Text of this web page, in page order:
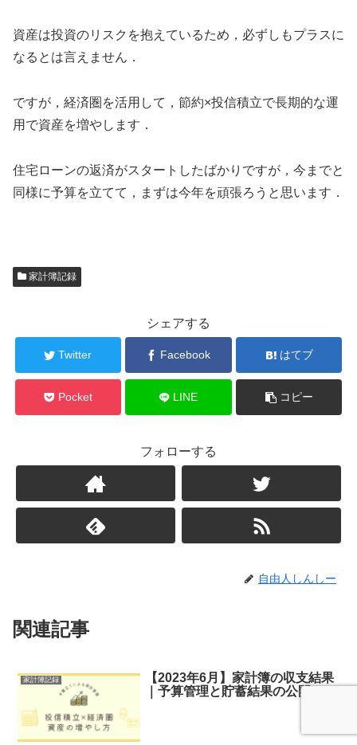
資産は投資のリスクを抱えているため，必ずしもプラスに
なるとは言えません．
ですが，経済圏を活用して，節約×投信積立で長期的な運
用で資産を増やします．
住宅ローンの返済がスタートしたばかりですが，今までと
同様に予算を立てて，まずは今年を頑張ろうと思います．
家計簿記録
シェアする
Twitter Facebook はてブ
Pocket LINE コピー
フォローする
自由人しんしー
関連記事
家計簿記録
【2023年6月】家計簿の収支結果
｜予算管理と貯蓄結果の公開